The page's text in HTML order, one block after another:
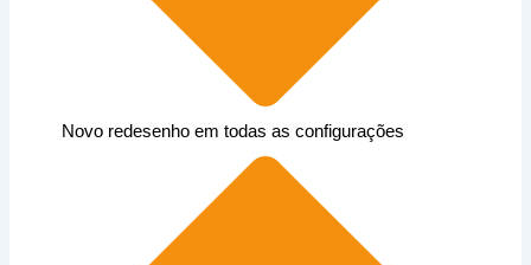
Novo redesenho em todas as configurações